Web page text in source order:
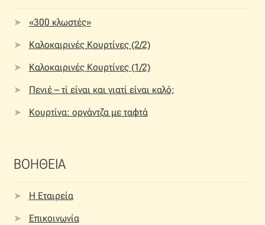
«300 κλωστές»
Καλοκαιρινές Κουρτίνες (2/2)
Καλοκαιρινές Κουρτίνες (1/2)
Πενιέ – τί είναι και γιατί είναι καλό;
Κουρτίνα: οργάντζα με ταφτά
ΒΟΗΘΕΙΑ
Η Εταιρεία
Επικοινωνία